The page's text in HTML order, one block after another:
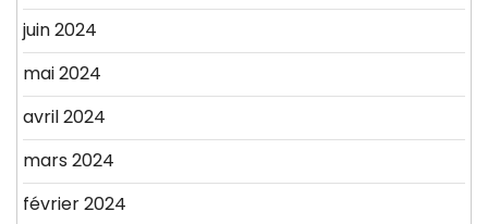
juin 2024
mai 2024
avril 2024
mars 2024
février 2024